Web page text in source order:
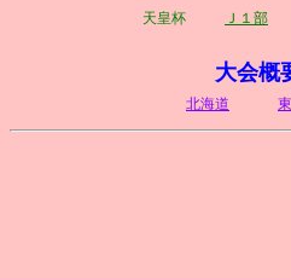
天皇杯 Ｊ１部
大会概
北海道